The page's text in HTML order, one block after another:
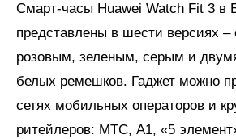
Смарт-часы Huawei Watch Fit 3 в
представлены в шести версиях
розовым, зеленым, серым и
белых ремешков. Гаджет можно
сетях мобильных операторов и
ритейлеров: МТС, А1, «5